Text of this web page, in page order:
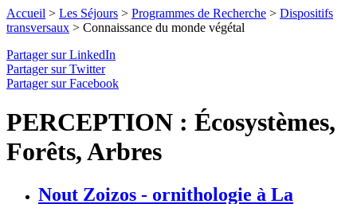
Accueil > Les Séjours > Programmes de Recherche > Dispositifs
transversaux > Connaissance du monde végétal
Partager sur LinkedIn
Partager sur Twitter
Partager sur Facebook
PERCEPTION : Écosystèmes,
Forêts, Arbres
Nout Zoizos - ornithologie à La